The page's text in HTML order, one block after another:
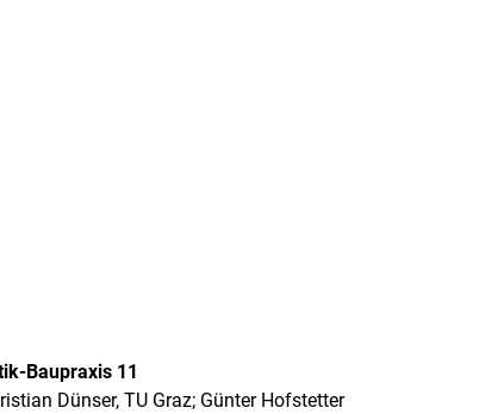
Baupraxis 11
Dünser, TU Graz; Günter Hofstetter